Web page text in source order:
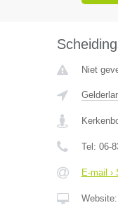
Niet
Tel: 06-
E-mail ›
Website: